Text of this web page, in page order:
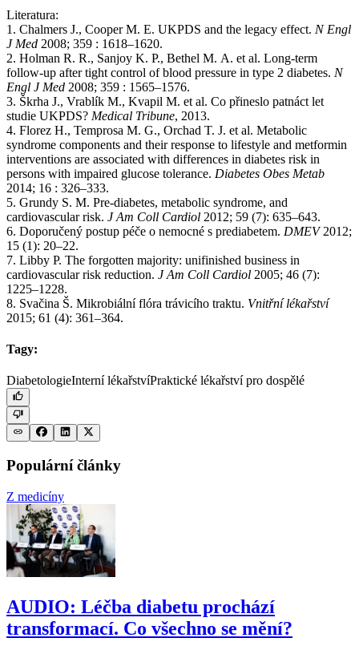
Literatura:
1. Chalmers J., Cooper M. E. UKPDS and the legacy effect. N Engl
J Med 2008; 359 : 1618–1620.
2. Holman R. R., Sanjoy K. P., Bethel M. A. et al. Long-term
follow-up after tight control of blood pressure in type 2 diabetes. N
Engl J Med 2008; 359 : 1565–1576.
3. Škrha J., Vrablík M., Kvapil M. et al. Co přineslo patnáct let
studie UKPDS? Medical Tribune, 2013.
4. Florez H., Temprosa M. G., Orchad T. J. et al. Metabolic
syndrome components and their response to lifestyle and metformin
interventions are associated with differences in diabetes risk in
persons with impaired glucose tolerance. Diabetes Obes Metab
2014; 16 : 326–333.
5. Grundy S. M. Pre-diabetes, metabolic syndrome, and
cardiovascular risk. J Am Coll Cardiol 2012; 59 (7): 635–643.
6. Doporučený postup péče o nemocné s prediabetem. DMEV2012;
15 (1): 20–22.
7. Libby P. The forgotten majority: unifinished business in
cardiovascular risk reduction. J Am Coll Cardiol 2005; 46 (7):
1225–1228.
8. Svačina Š. Mikrobiální flóra trávicího traktu. Vnitřní lékařství
2015; 61 (4): 361–364.
Tagy:
DiabetologieInterní lékařstvíPraktické lékařství pro dospělé
Populární články
Z medicíny
AUDIO: Léčba diabetu prochází
transformací. Co všechno se mění?